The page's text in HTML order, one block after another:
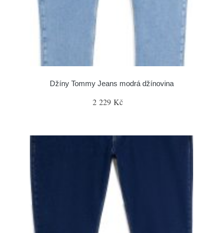
Džíny Tommy Jeans modrá džínovina
2 229 Kč